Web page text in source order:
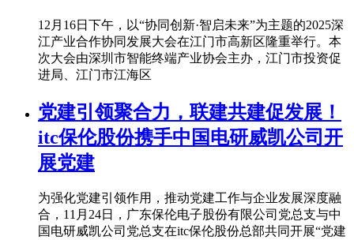
12月16日下午，以“协同创新·智启未来”为主题的2025深
江产业合作协同发展大会在江门市高新区隆重举行。本
次大会由深圳市智能终端产业协会主办，江门市投资促
进局、江门市江海区
党建引领聚合力，联建共建促发展！
itc保伦股份携手中国电研威凯公司开
展党建
为强化党建引领作用，推动党建工作与企业发展深度融
合，11月24日，广东保伦电子股份有限公司党总支与中
国电研威凯公司党总支在itc保伦股份总部共同开展“党建